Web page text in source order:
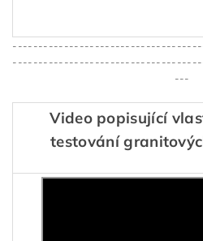
---
Video popisující
testování